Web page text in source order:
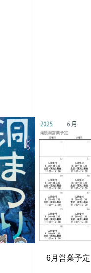
6月営業予定